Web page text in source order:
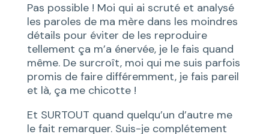
Pas possible ! Moi qui ai scruté et analysé
les paroles de ma mère dans les moindres
détails pour éviter de les reproduire
tellement ça m’a énervée, je le fais quand
même. De surcroît, moi qui me suis parfois
promis de faire différemment, je fais pareil
et là, ça me chicotte !
Et SURTOUT quand quelqu’un d’autre me
le fait remarquer. Suis-je complétement